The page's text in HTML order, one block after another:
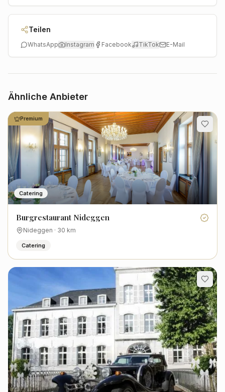
Teilen
WhatsApp Instagram Facebook TikTok E-Mail
Ähnliche Anbieter
Catering
Premium
Burgrestaurant Nideggen
Nideggen · 30 km
Catering